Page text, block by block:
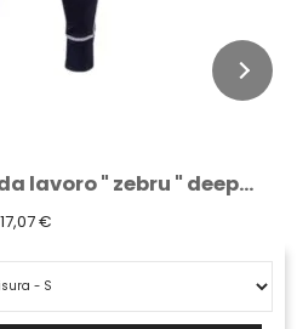
lavoro " zebru " deep...
17,07 €